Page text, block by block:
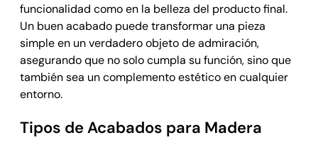
funcionalidad como en la belleza del producto final.
Un buen acabado puede transformar una pieza
simple en un verdadero objeto de admiración,
asegurando que no solo cumpla su función, sino que
también sea un complemento estético en cualquier
entorno.
Tipos de Acabados para Madera